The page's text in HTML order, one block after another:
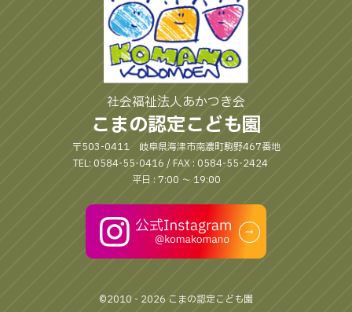
社会福祉法人あかつき会
こまの認定こども園
〒503-0411 岐阜県海津市南濃町駒野467番地
TEL: 0584-55-0416 / FAX : 0584-55-2424
平日 : 7:00 〜 19:00
©2010 - 2026 こまの認定こども園